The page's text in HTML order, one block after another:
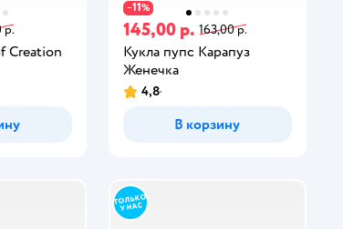
р.
Creation
−11%
145,00 р. 163,00 р.
Кукла пупс Карапуз
Женечка
4,8
В корзину